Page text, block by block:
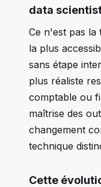
data
Ce n'est pas la
la plus
sans étape
plus réaliste
comptable ou
maîtrise des
changement
technique
Cette